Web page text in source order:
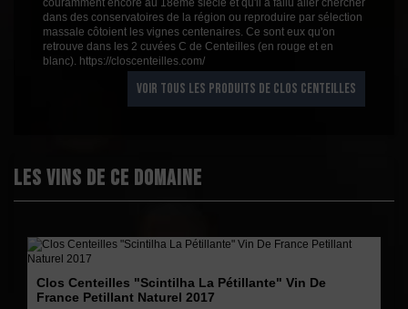
couramment encore au 18ème siècle et qu'il a fallu aller chercher
dans des conservatoires de la région ou reproduire par sélection
massale côtoient les vignes centenaires. Ce sont eux qu'on
retrouve dans les 2 cuvées C de Centeilles (en rouge et en
blanc). https://closcenteilles.com/
VOIR TOUS LES PRODUITS DE CLOS CENTEILLES
Les vins de ce domaine
Clos Centeilles "Scintilha La Pétillante" Vin De
France Petillant Naturel 2017